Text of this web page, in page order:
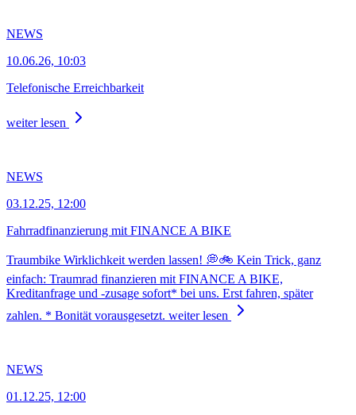
NEWS
10.06.26, 10:03
Telefonische Erreichbarkeit
weiter lesen
NEWS
03.12.25, 12:00
Fahrradfinanzierung mit FINANCE A BIKE
Traumbike Wirklichkeit werden lassen! 💭🚲 Kein Trick, ganz
einfach: Traumrad finanzieren mit FINANCE A BIKE,
Kreditanfrage und -zusage sofort* bei uns. Erst fahren, später
zahlen. * Bonität vorausgesetzt. weiter lesen
NEWS
01.12.25, 12:00